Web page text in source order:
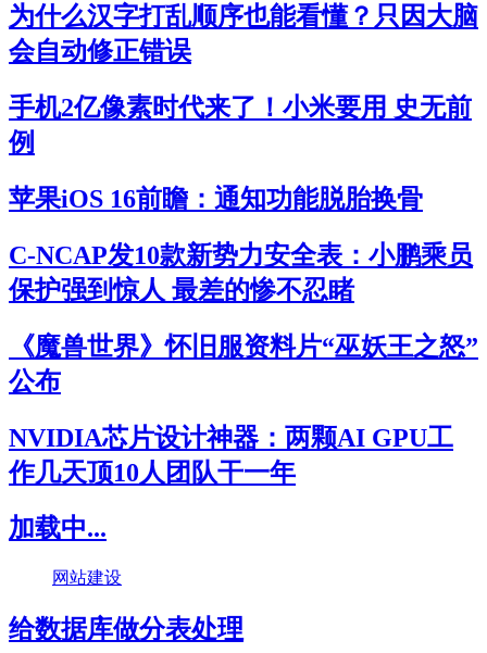
为什么汉字打乱顺序也能看懂？只因大脑
会自动修正错误
手机2亿像素时代来了！小米要用 史无前
例
苹果iOS 16前瞻：通知功能脱胎换骨
C-NCAP发10款新势力安全表：小鹏乘员
保护强到惊人 最差的惨不忍睹
《魔兽世界》怀旧服资料片“巫妖王之怒”
公布
NVIDIA芯片设计神器：两颗AI GPU工
作几天顶10人团队干一年
加载中...
网站建设
给数据库做分表处理